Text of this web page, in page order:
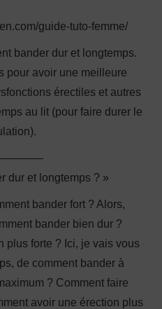
guide-tuto-femme/
bander dur et longtemps.
pour avoir une meilleure
érectiles et autres
au lit (pour faire durer le
dur et longtemps ? »
bander fort ? Alors,
bander bien dur ?
plus forte ? Ici, je vais vous
de comment bander à
? Comment faire
avoir une érection plus